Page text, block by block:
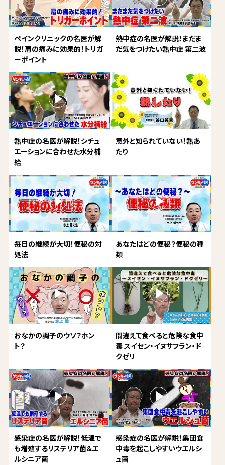
ペインクリニックの名医が解
説！肩の痛みに効果的！トリガ
ーポイント
熱中症の名医が解説！まだま
だ気をつけたい熱中症 第二波
熱中症の名医が解説！シチュ
エーションに合わせた水分補
給
意外と知られていない！熱あ
たり
毎日の継続が大切！便秘の対
処法
あなたはどの便秘？便秘の種
類
おなかの調子のウソ？ホン
ト？
間違えて食べると危険な食中
毒 スイセン・イヌサフラン・ド
クゼリ
感染症の名医が解説！低温で
も増殖するリステリア菌＆エ
ルシニア菌
感染症の名医が解説！集団食
中毒を起こしやすいウエルシ
ュ菌